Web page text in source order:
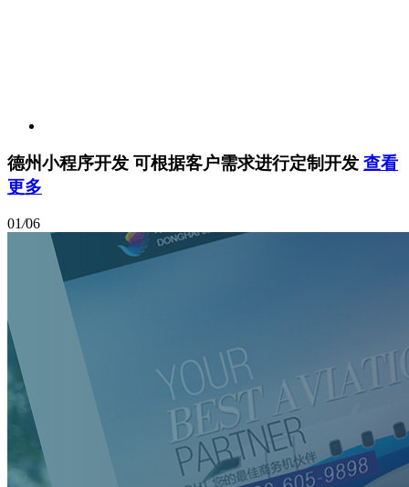
德州小程序开发 可根据客户需求进行定制开发 查看
更多
01/06